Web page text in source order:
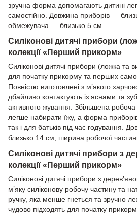
зручна форма допомагають дитині
самостійно. Довжина приборів —
обмежувача — близько 5 см.
Силіконові дитячі прибори
колекції «Перший прикорм»
Силіконові дитячі прибори (ложка та
для початку прикорму та перших
Повністю виготовлені з м’якого
дбайливо контактують із яснами та
активного жування. Збільшена
легше набирати їжу, а форма
так і для батьків під час годування.
близько 14 см, ширина робочої
Силіконові дитячі прибори з
колекції «Перший прикорм»
Силіконові дитячі прибори з
м’яку силіконову робочу частину та
ручку, яка менше гнеться та зручно
чудово підходять для початку